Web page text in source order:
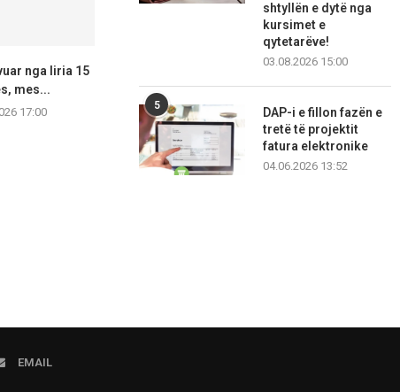
nga liria 15
mes...
17:00
Berovës,16‑vjeçari dërgohet
në...
06.08.2026 16:54
Radozhë,
shtyllën e dytë nga
kursimet e
qytetarëve!
03.08.2026 15:00
5
DAP-i e fillon fazën e
tretë të projektit
fatura elektronike
04.06.2026 13:52
EMAIL